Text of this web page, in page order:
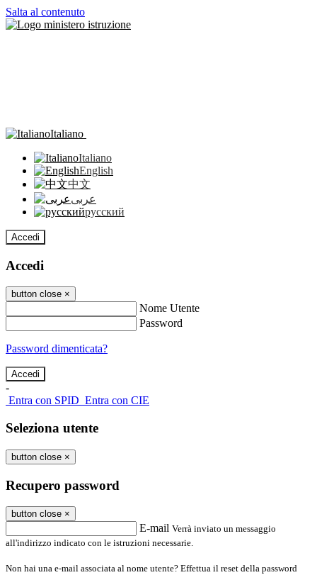
Salta al contenuto
Italiano
Italiano
English
中文
عربى
русский
Accedi
Accedi
button close ×
Nome Utente
Password
Password dimenticata?
-
Entra con SPID Entra con CIE
Seleziona utente
button close ×
Recupero password
button close ×
E-mail Verrà inviato un messaggio
all'indirizzo indicato con le istruzioni necessarie.
Non hai una e-mail associata al nome utente? Effettua il reset della password